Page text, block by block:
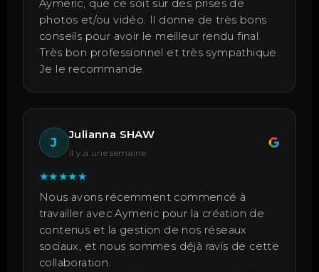
Aymeric, que ce soit sur des prises de
photos et/ou vidéo. Il donne de très bons
conseils pour avoir le meilleur rendu final.
Très bon professionnel et très sympathique.
Je le recommande.
J
Julianna SHAW
il y a une semaine
★★★★★
Nous avons récemment commencé à
travailler avec Aymeric pour la création de
contenus et la gestion de nos réseaux
sociaux, et nous sommes déjà ravis de cette
collaboration.